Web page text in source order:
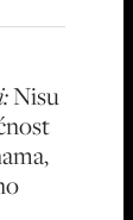
Nisu